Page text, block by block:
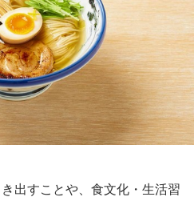
出すことや、食文化・生活習